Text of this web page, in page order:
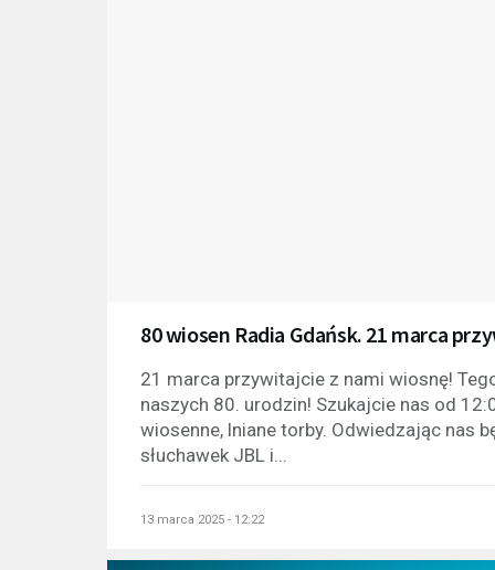
80 wiosen Radia Gdańsk. 21 marca
21 marca przywitajcie z nami wiosnę!
naszych 80. urodzin! Szukajcie nas od
wiosenne, lniane torby. Odwiedzając nas
słuchawek JBL i...
13 marca 2025 - 12:22